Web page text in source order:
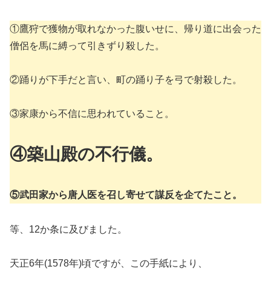
①鷹狩で獲物が取れなかった腹いせに、帰り道に出会った
僧侶を馬に縛って引きずり殺した。
②踊りが下手だと言い、町の踊り子を弓で射殺した。
③家康から不信に思われていること。
④築山殿の不行儀。
⑤武田家から唐人医を召し寄せて謀反を企てたこと。
等、12か条に及びました。
天正6年(1578年)頃ですが、この手紙により、